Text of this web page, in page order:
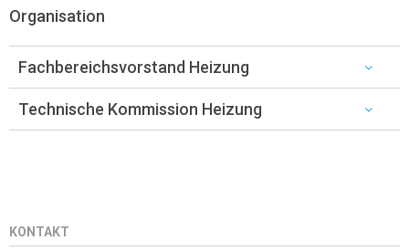
Organisation
Fachbereichsvorstand Heizung
Technische Kommission Heizung
KONTAKT